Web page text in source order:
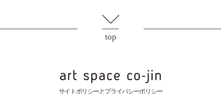
top
サイトポリシーとプライバシーポリシー